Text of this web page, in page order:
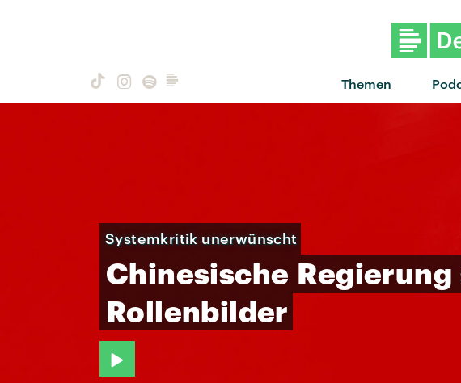
Themen
Systemkritik unerwünscht
Chinesische Regierung
Rollenbilder